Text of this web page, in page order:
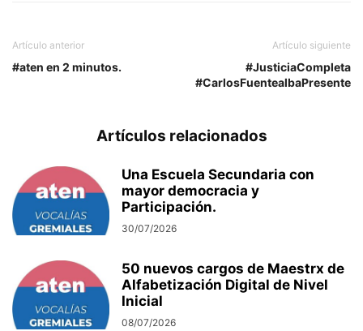
Artículo anterior
#aten en 2 minutos.
Artículo siguiente
#JusticiaCompleta
#CarlosFuentealbaPresente
Artículos relacionados
Una Escuela Secundaria con
mayor democracia y
Participación.
30/07/2026
50 nuevos cargos de Maestrx de
Alfabetización Digital de Nivel
Inicial
08/07/2026